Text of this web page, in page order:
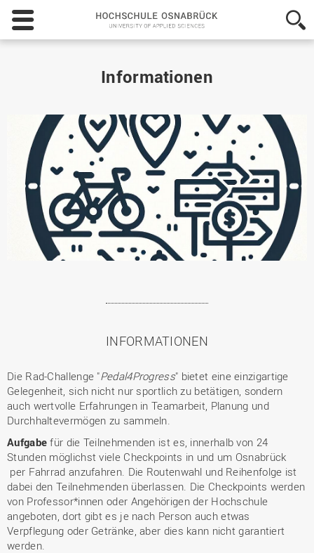
Hochschule
Osnabrück
-
Informationen
INFORMATIONEN
Die Rad-Challenge "Pedal4Progress" bietet eine einzigartige
Gelegenheit, sich nicht nur sportlich zu betätigen, sondern
auch wertvolle Erfahrungen in Teamarbeit, Planung und
Durchhaltevermögen zu sammeln.
Aufgabe für die Teilnehmenden ist es, innerhalb von 24
Stunden möglichst viele Checkpoints in und um Osnabrück
per Fahrrad anzufahren. Die Routenwahl und Reihenfolge ist
dabei den Teilnehmenden überlassen. Die Checkpoints werden
von Professor*innen oder Angehörigen der Hochschule
angeboten, dort gibt es je nach Person auch etwas
Verpflegung oder Getränke, aber dies kann nicht garantiert
werden.